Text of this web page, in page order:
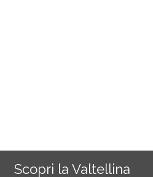
Scopri la Valtellina